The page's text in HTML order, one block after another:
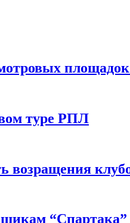
туре РПЛ
возращения
“Спартака”